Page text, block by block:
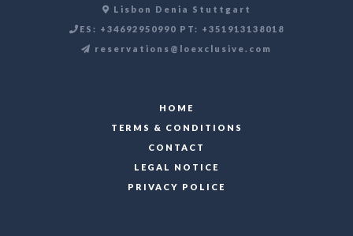
Lisbon Denia Stuttgart
ES: +34692950990 PT: +351913138018
reservations@loexclusive.com
HOME
TERMS & CONDITIONS
CONTACT
LEGAL NOTICE
PRIVACY POLICE